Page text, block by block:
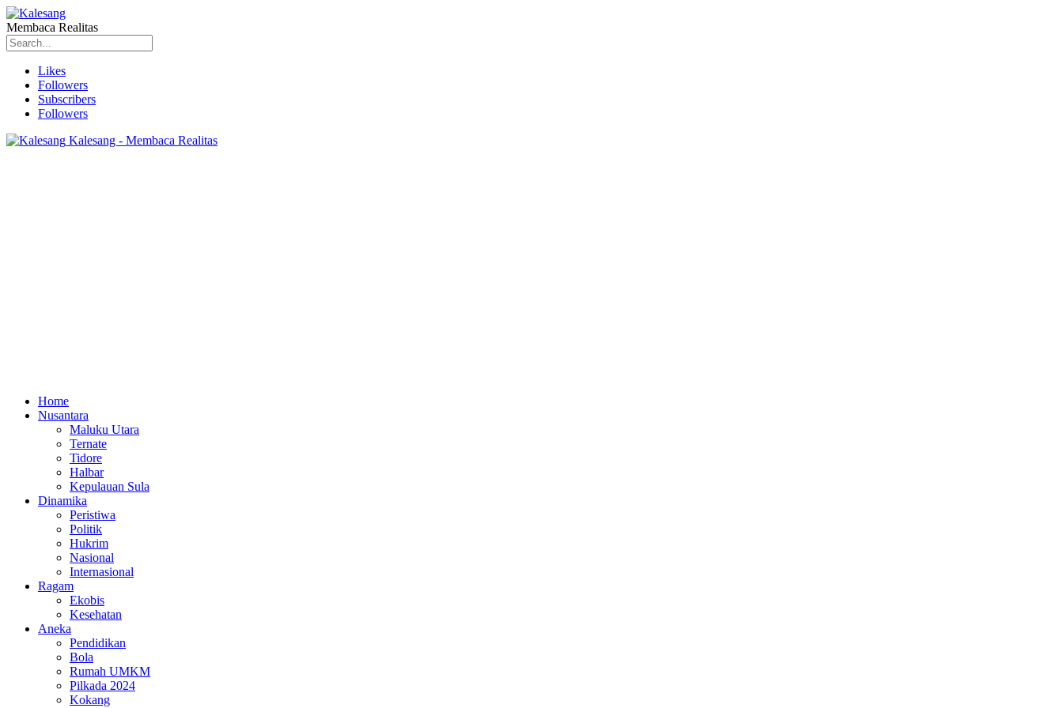
Membaca Realitas
Likes
Followers
Subscribers
Followers
Kalesang - Membaca Realitas
Home
Nusantara
Maluku Utara
Ternate
Tidore
Halbar
Kepulauan Sula
Dinamika
Peristiwa
Politik
Hukrim
Nasional
Internasional
Ragam
Ekobis
Kesehatan
Aneka
Pendidikan
Bola
Rumah UMKM
Pilkada 2024
Kokang